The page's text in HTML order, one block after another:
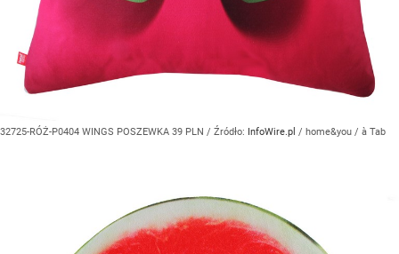
32725-RÓŻ-P0404 WINGS POSZEWKA 39 PLN / Źródło: InfoWire.pl / home&you / à Tab